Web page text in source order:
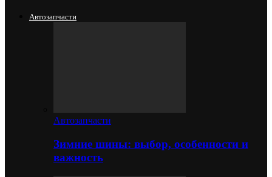
Автозапчасти
Автозапчасти
Зимние шины: выбор, особенности и
важность